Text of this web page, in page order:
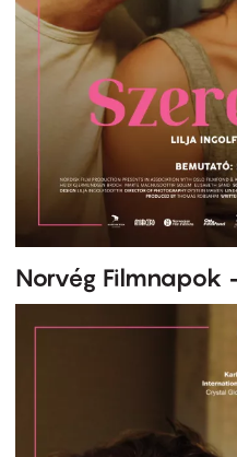
Norvég Filmnapok